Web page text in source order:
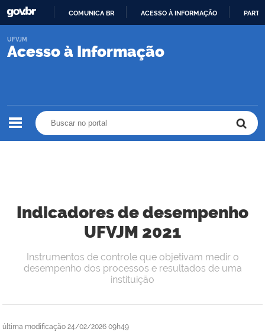
O
COMUNICA BR ACESSO À INFORMAÇÃO
Acesso à Informação
UFVJM
Indicadores de desempenho
UFVJM 2021
última modificação 24/02/2026 09h49
Instrumentos de controle que objetivam medir o
desempenho dos processos e resultados de uma
instituição